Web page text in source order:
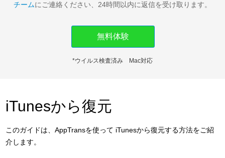
チームにご連絡ください、24時間以内に返信を受け取ります。
無料体験
*ウイルス検査済み Mac対応
iTunesから復元
このガイドは、AppTransを使って iTunesから復元する方法をご紹
介します。